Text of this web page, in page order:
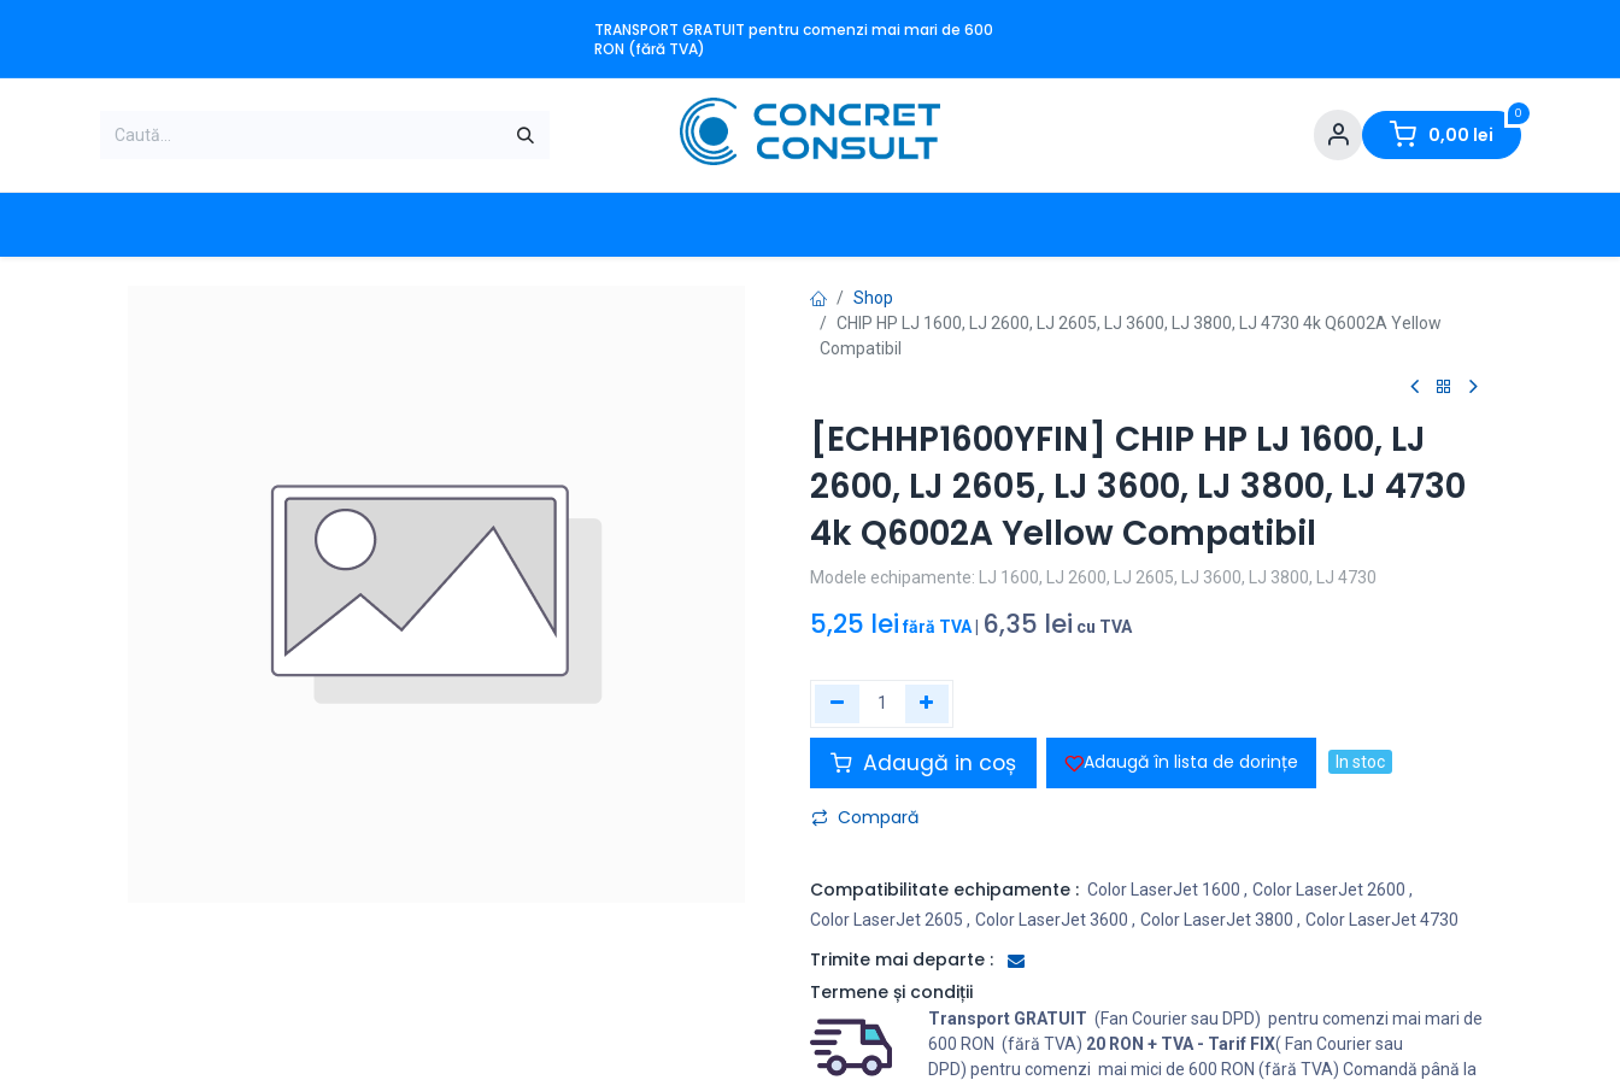
TRANSPORT GRATUIT pentru comenzi mai mari de 600
RON (fără TVA)
0
0,00 lei
Shop
CHIP HP LJ 1600, LJ 2600, LJ 2605, LJ 3600, LJ 3800, LJ 4730 4k Q6002A Yellow
Compatibil
[ECHHP1600YFIN] CHIP HP LJ 1600, LJ
2600, LJ 2605, LJ 3600, LJ 3800, LJ 4730
4k Q6002A Yellow Compatibil
Modele echipamente: LJ 1600, LJ 2600, LJ 2605, LJ 3600, LJ 3800, LJ 4730
5,25 lei fără TVA 6,35 lei cu TVA
Adaugă in coș Adaugă în lista de dorințe In stoc
Compară
Compatibilitate echipamente : Color LaserJet 1600 , Color LaserJet 2600 ,
Color LaserJet 2605 , Color LaserJet 3600 , Color LaserJet 3800 , Color LaserJet 4730
Trimite mai departe :
Termene și condiții
Transport GRATUIT (Fan Courier sau DPD) pentru comenzi mai mari de
600 RON (fără TVA) 20 RON + TVA - Tarif FIX( Fan Courier sau
DPD) pentru comenzi mai mici de 600 RON (fără TVA) Comandă până la